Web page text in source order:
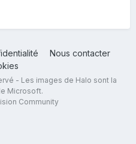
Nous contacter
- Les images de Halo sont la
Microsoft.
Community